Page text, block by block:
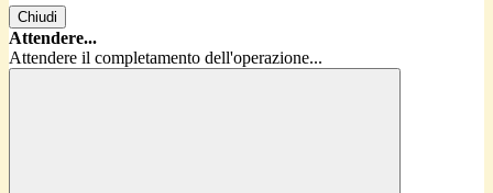
Chiudi
Attendere...
Attendere il completamento dell'operazione...